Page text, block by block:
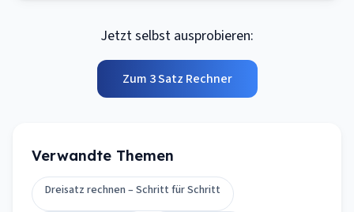
Jetzt selbst ausprobieren:
Zum 3 Satz Rechner
Verwandte Themen
Dreisatz rechnen – Schritt für Schritt